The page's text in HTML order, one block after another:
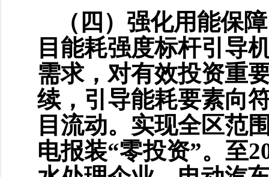
（四）强化用能保
目能耗强度标杆引导
需求，对有效投资重
续，引导能耗要素向
目流动。实现全区范
电报装“零投资”。至